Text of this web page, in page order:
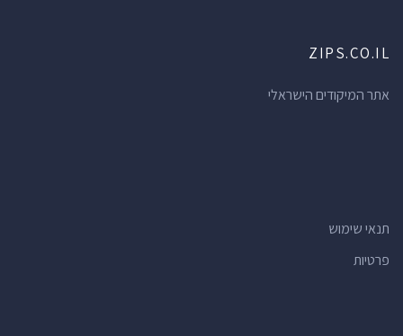
ZIPS.CO.IL
אתר המיקודים הישראלי
תנאי שימוש
פרטיות